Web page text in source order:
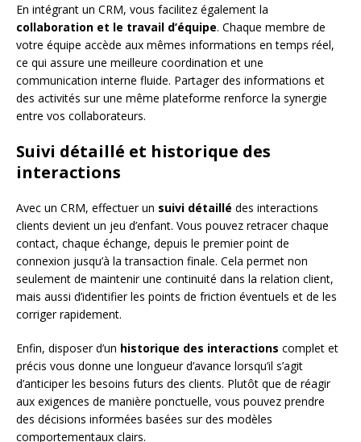
En intégrant un CRM, vous facilitez également la
collaboration et le travail d’équipe. Chaque membre de
votre équipe accède aux mêmes informations en temps réel,
ce qui assure une meilleure coordination et une
communication interne fluide. Partager des informations et
des activités sur une même plateforme renforce la synergie
entre vos collaborateurs.
Suivi détaillé et historique des
interactions
Avec un CRM, effectuer un suivi détaillé des interactions
clients devient un jeu d’enfant. Vous pouvez retracer chaque
contact, chaque échange, depuis le premier point de
connexion jusqu’à la transaction finale. Cela permet non
seulement de maintenir une continuité dans la relation client,
mais aussi d’identifier les points de friction éventuels et de les
corriger rapidement.
Enfin, disposer d’un historique des interactions complet et
précis vous donne une longueur d’avance lorsqu’il s’agit
d’anticiper les besoins futurs des clients. Plutôt que de réagir
aux exigences de manière ponctuelle, vous pouvez prendre
des décisions informées basées sur des modèles
comportementaux clairs.